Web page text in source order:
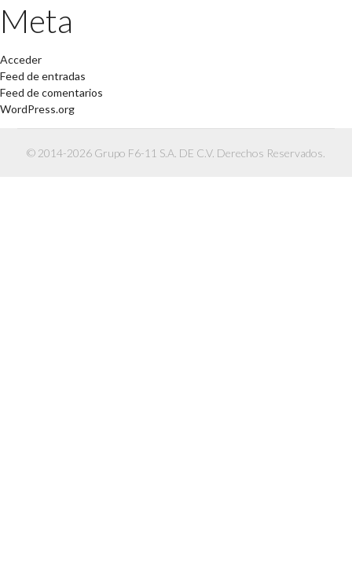
Meta
Acceder
Feed de entradas
Feed de comentarios
WordPress.org
© 2014-2026 Grupo F6-11 S.A. DE C.V. Derechos Reservados.